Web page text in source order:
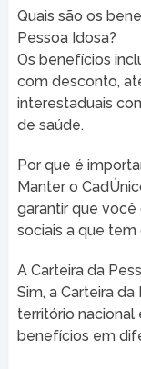
Quais são os
Pessoa Idosa?
Os benefícios
com desconto,
interestaduais
de saúde.
Por que é
Manter o
garantir que
sociais a que
A Carteira da
Sim, a Carteira
território nacional
benefícios em